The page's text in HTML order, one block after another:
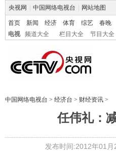
央视网 中国网络电视台 网站地图
首页 新闻 经济 体育 综艺 春晚
电视
频道大全 栏目大全 节目大全
中国网络电视台 > 经济台 > 财经资讯 >
任伟礼：
发布时间:2012年01